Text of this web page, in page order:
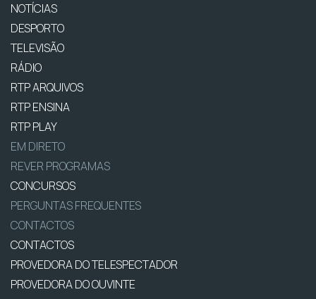
NOTÍCIAS
DESPORTO
TELEVISÃO
RÁDIO
RTP ARQUIVOS
RTP ENSINA
RTP PLAY
EM DIRETO
REVER PROGRAMAS
CONCURSOS
PERGUNTAS FREQUENTES
CONTACTOS
CONTACTOS
PROVEDORA DO TELESPECTADOR
PROVEDORA DO OUVINTE